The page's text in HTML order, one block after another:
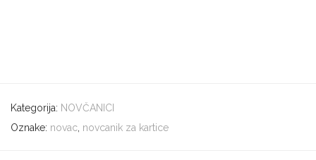
Kategorija: NOVČANICI
Oznake: novac novcanik za kartice